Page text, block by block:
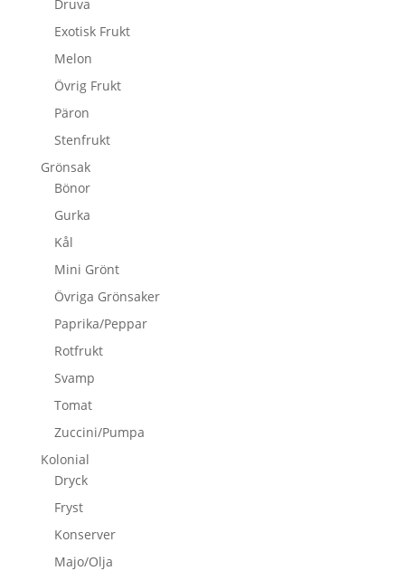
Druva
Exotisk Frukt
Melon
Övrig Frukt
Päron
Stenfrukt
Grönsak
Bönor
Gurka
Kål
Mini Grönt
Övriga Grönsaker
Paprika/Peppar
Rotfrukt
Svamp
Tomat
Zuccini/Pumpa
Kolonial
Dryck
Fryst
Konserver
Majo/Olja